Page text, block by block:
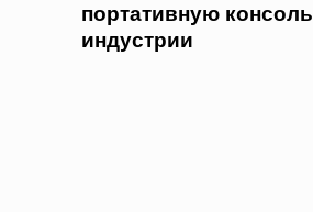
портативную консоль
индустрии